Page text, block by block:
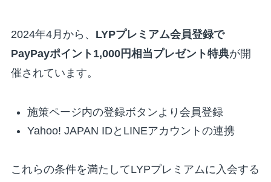
2024年4月から、 LYPプレミアム会員登録で
PayPayポイント1,000円相当プレゼント特典が開
催されています。
施策ページ内の登録ボタンより会員登録
Yahoo! JAPAN IDとLINEアカウントの連携
これらの条件を満たしてLYPプレミアムに入会する